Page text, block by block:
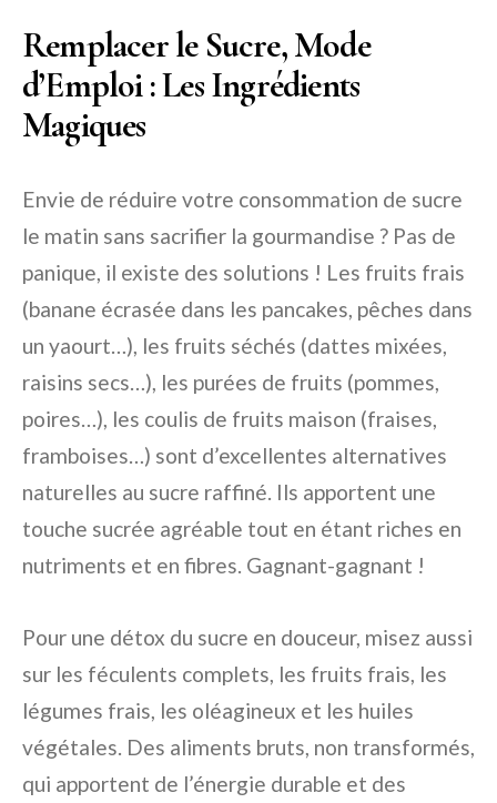
Remplacer le Sucre, Mode
d’Emploi : Les Ingrédients
Magiques
Envie de réduire votre consommation de sucre
le matin sans sacrifier la gourmandise ? Pas de
panique, il existe des solutions ! Les fruits frais
(banane écrasée dans les pancakes, pêches dans
un yaourt…), les fruits séchés (dattes mixées,
raisins secs…), les purées de fruits (pommes,
poires…), les coulis de fruits maison (fraises,
framboises…) sont d’excellentes alternatives
naturelles au sucre raffiné. Ils apportent une
touche sucrée agréable tout en étant riches en
nutriments et en fibres. Gagnant-gagnant !
Pour une détox du sucre en douceur, misez aussi
sur les féculents complets, les fruits frais, les
légumes frais, les oléagineux et les huiles
végétales. Des aliments bruts, non transformés,
qui apportent de l’énergie durable et des